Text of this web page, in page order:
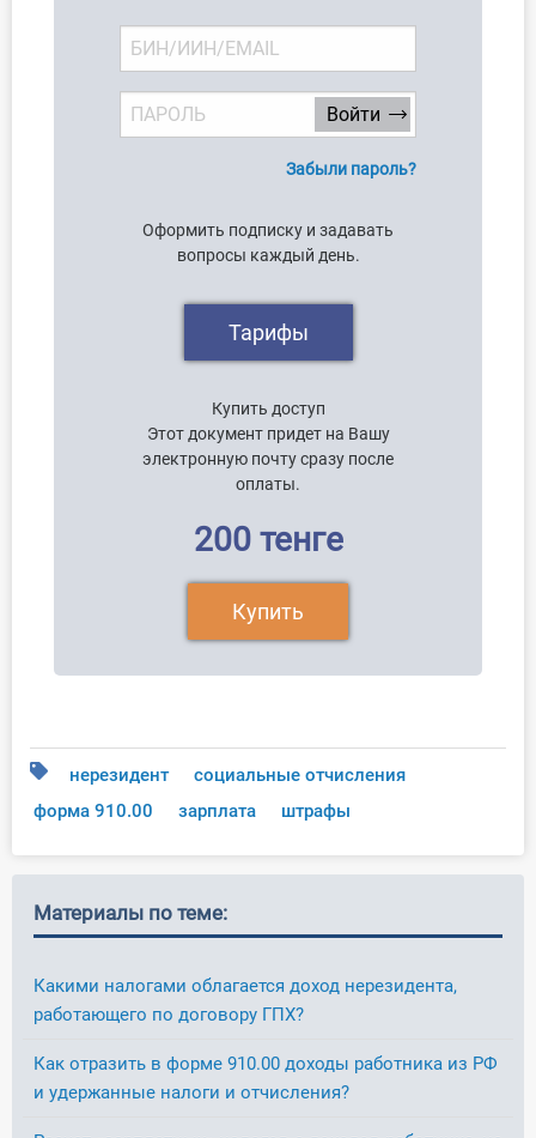
Забыли пароль?
Оформить подписку и задавать
вопросы каждый день.
Тарифы
Купить доступ
Этот документ придет на Вашу
электронную почту сразу после
оплаты.
200 тенге
Купить
нерезидент
социальные отчисления
форма 910.00
зарплата штрафы
Материалы по теме:
Какими налогами облагается доход нерезидента,
работающего по договору ГПХ?
Как отразить в форме 910.00 доходы работника из РФ
и удержанные налоги и отчисления?